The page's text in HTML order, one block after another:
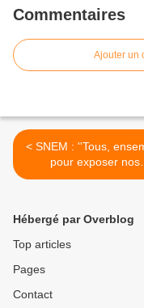
Commentaires
Ajouter un
< SNEM : ''Tous, ensemble
pour exposer nos
problèmes''
Hébergé par Overblog
Top articles
Pages
Contact